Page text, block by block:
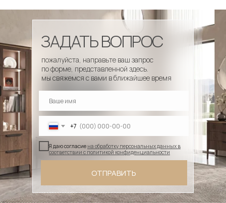
сочетающееся с основным текстилем ресторана.
+7
Я даю согласие на обработку персональных данных в
соответствии с политикой конфиденциальности
ОТПРАВИТЬ
пожалуйста, направьте ваш запрос
по форме, представленной здесь.
мы свяжемся с вами в ближайшее время
ЗАДАТЬ ВОПРОС